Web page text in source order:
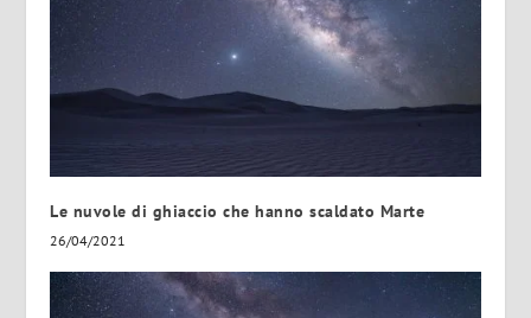
Le nuvole di ghiaccio che hanno scaldato Marte
26/04/2021